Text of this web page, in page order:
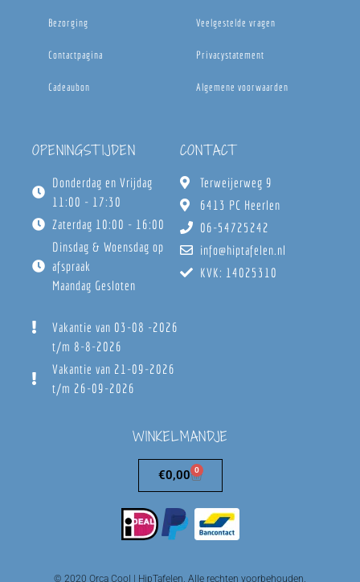
Bezorging
Contactpagina
Cadeaubon
Veelgestelde vragen
Privacystatement
Algemene voorwaarden
OPENINGSTIJDEN
Donderdag en Vrijdag
11:00 - 17:30
Zaterdag 10:00 - 16:00
Dinsdag & Woensdag op
afspraak
Maandag Gesloten
Vakantie van 03-08 -2026
t/m 8-8-2026
Vakantie van 21-09-2026
t/m 26-09-2026
CONTACT
Terweijerweg 9
6413 PC Heerlen
06-54725242
info@hiptafelen.nl
KVK: 14025310
WINKELMANDJE
€0,00 0
© 2020 Orca Cool | HipTafelen. Alle rechten voorbehouden.